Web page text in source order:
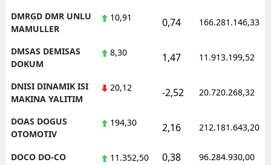
DMRGD DMR UNLU
MAMULLER
10,91 0,74 166.281.146,33
DMSAS DEMISAS
DOKUM
8,30 1,47 11.913.199,52
DNISI DINAMIK ISI
MAKINA YALITIM
20,12 -2,52 20.720.268,32
DOAS DOGUS
OTOMOTIV
194,30 2,16 212.181.643,20
DOCO DO-CO 11.352,50 0,38 96.284.930,00